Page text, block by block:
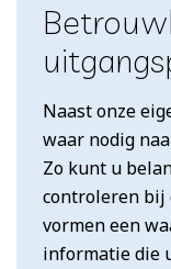
Naast onze
waar nodig
Zo kunt u
controleren bij
vormen een
informatie die